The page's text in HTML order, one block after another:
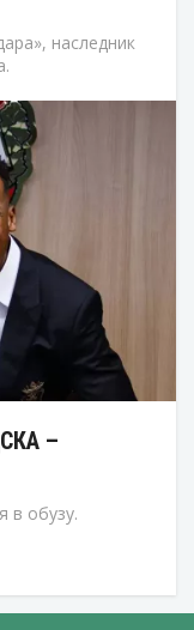
наследник
–
в обузу.